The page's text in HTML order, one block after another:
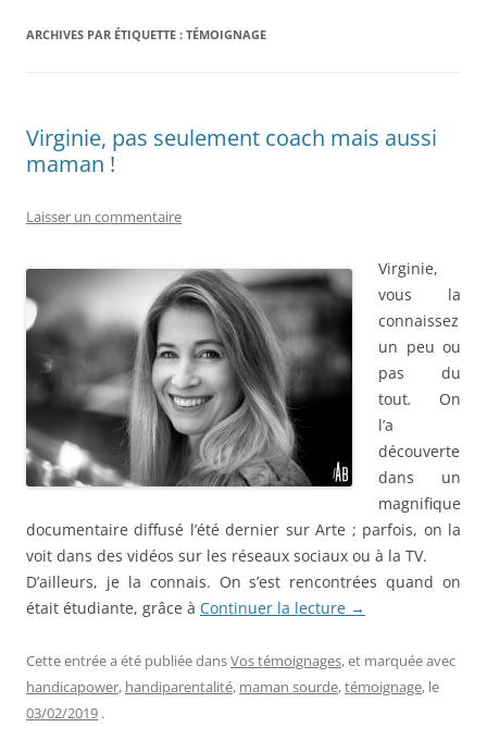
ARCHIVES PAR ÉTIQUETTE : TÉMOIGNAGE
Virginie, pas seulement coach mais aussi
maman !
Laisser un commentaire
Virginie,
vous la
connaissez
un peu ou
pas du
tout.
On
l’a
découverte
dans un
magnifique
documentaire diffusé l’été dernier sur Arte ; parfois, on la
voit dans des vidéos sur les réseaux sociaux ou à la TV.
D’ailleurs, je la connais. On s’est rencontrées quand on
était étudiante, grâce à Continuer la lecture →
Cette entrée a été publiée dansVos témoignages, et marquée avec
handicapower, handiparentalité, maman sourde,témoignage, le
03/02/2019 .